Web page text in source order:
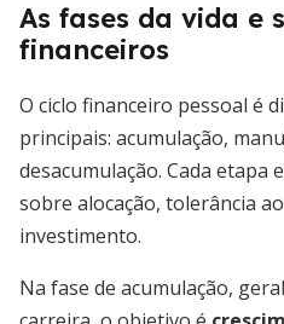
As fases da vida e
financeiros
O ciclo financeiro pessoal é
principais: acumulação,
desacumulação. Cada etapa
sobre alocação, tolerância
investimento.
Na fase de acumulação,